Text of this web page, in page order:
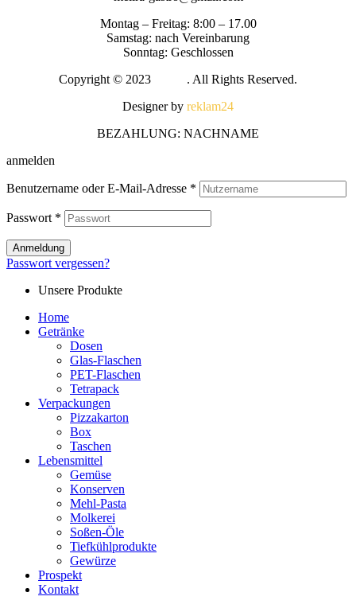
Montag – Freitag: 8:00 – 17.00
Samstag: nach Vereinbarung
Sonntag: Geschlossen
Copyright © 2023
. All Rights Reserved.
Designer by reklam24
BEZAHLUNG: NACHNAME
anmelden
Benutzername oder E-Mail-Adresse *
Passwort *
Anmeldung
Passwort vergessen?
Unsere Produkte
Home
Getränke
Dosen
Glas-Flaschen
PET-Flaschen
Tetrapack
Verpackungen
Pizzakarton
Box
Taschen
Lebensmittel
Gemüse
Konserven
Mehl-Pasta
Molkerei
Soßen-Öle
Tiefkühlprodukte
Gewürze
Prospekt
Kontakt